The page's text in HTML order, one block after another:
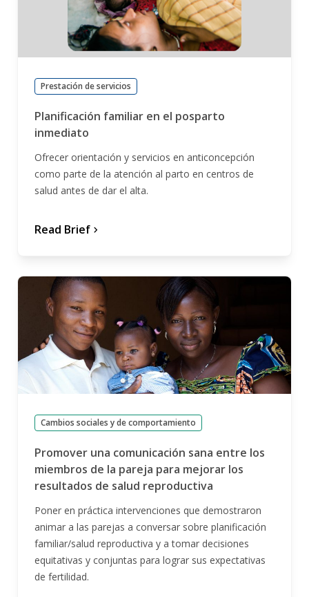
Prestación de servicios
Planificación familiar en el posparto
inmediato
Ofrecer orientación y servicios en anticoncepción
como parte de la atención al parto en centros de
salud antes de dar el alta.
Read Brief chevron_forward
Cambios sociales y de comportamiento
Promover una comunicación sana entre los
miembros de la pareja para mejorar los
resultados de salud reproductiva
Poner en práctica intervenciones que demostraron
animar a las parejas a conversar sobre planificación
familiar/salud reproductiva y a tomar decisiones
equitativas y conjuntas para lograr sus expectativas
de fertilidad.